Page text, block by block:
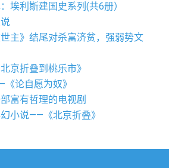
埃利斯建国史系列(共6册）
世主》结尾对杀富济贫，强弱势文
京折叠到桃乐市》
论自愿为奴》
部富有哲理的电视剧
小说——《北京折叠》